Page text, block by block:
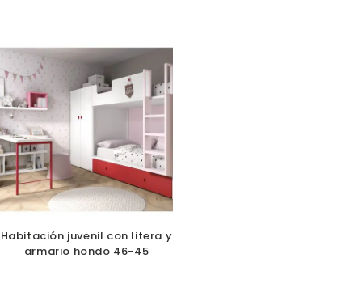
Habitación juvenil con litera y
armario hondo 46-45